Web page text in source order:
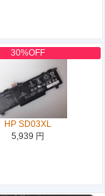
30%OFF
HP SD03XL
5,939 円